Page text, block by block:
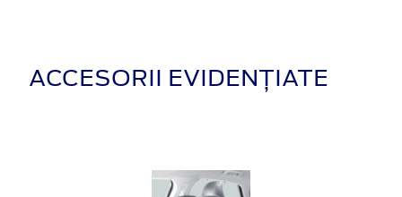
ACCESORII EVIDENȚIATE